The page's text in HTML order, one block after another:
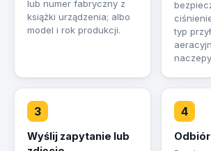
lub numer fabryczny z
książki urządzenia; albo
model i rok produkcji.
typ
3
Wyślij zapytanie lub
4